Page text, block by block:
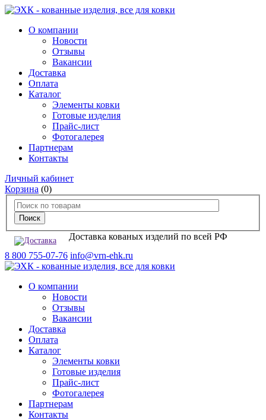
О компании
Новости
Отзывы
Вакансии
Доставка
Оплата
Каталог
Элементы ковки
Готовые изделия
Прайс-лист
Фотогалерея
Партнерам
Контакты
Личный кабинет
Корзина (0)
Доставка кованых изделий по всей РФ
8 800 755-07-76 info@vrn-ehk.ru
О компании
Новости
Отзывы
Вакансии
Доставка
Оплата
Каталог
Элементы ковки
Готовые изделия
Прайс-лист
Фотогалерея
Партнерам
Контакты